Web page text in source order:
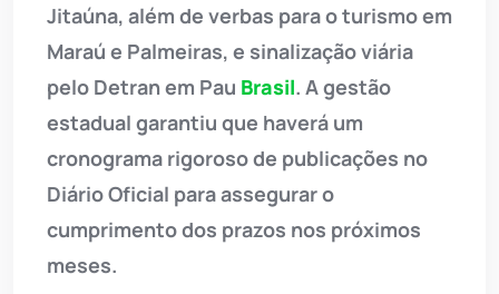
Jitaúna, além de verbas para o turismo em
Maraú e Palmeiras, e sinalização viária
pelo Detran em Pau Brasil. A gestão
estadual garantiu que haverá um
cronograma rigoroso de publicações no
Diário Oficial para assegurar o
cumprimento dos prazos nos próximos
meses.